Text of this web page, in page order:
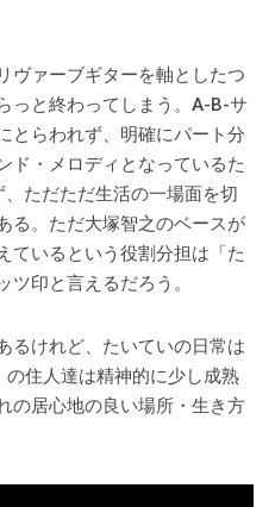
ヴァーブギターを軸としたつ
っと終わってしまう。A-B-サ
とらわれず、明確にパート分
ド・メロディとなっているた
ただただ生活の一場面を切
る。ただ大塚智之のベースが
ているという役割分担は「た
印と言えるだろう。
るけれど、たいていの日常は
の住人達は精神的に少し成熟
の居心地の良い場所・生き方